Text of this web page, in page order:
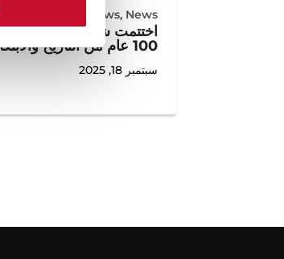
Corporate News, News
100 عام من التاريخ والابتكار.
سبتمبر 18, 2025